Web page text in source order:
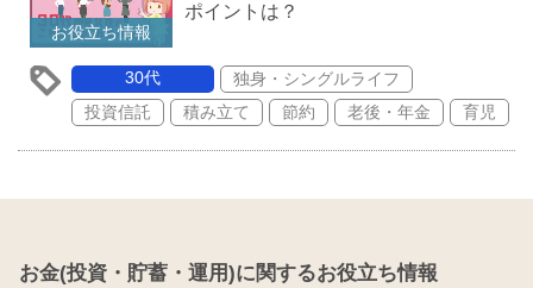
お役立ち情報
ポイントは？
30代
独身・シングルライフ
投資信託
積み立て 節約 老後・年金 育児
お金(投資・貯蓄・運用)に関するお役立ち情報